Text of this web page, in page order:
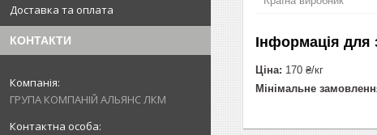
Доставка та оплата
КОНТАКТИ
ГРУПА КОМПАНІЙ АЛЬЯНС ЛКМ
Інформація для
Ціна: 170 ₴/кг
Мінімальне